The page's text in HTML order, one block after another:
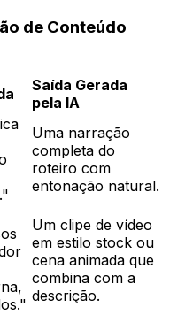
de Conteúdo
Saída Gerada
pela IA
Uma narração
completa do
roteiro com
entonação natural.
Um clipe de vídeo
em estilo stock ou
cena animada que
combina com a
descrição.